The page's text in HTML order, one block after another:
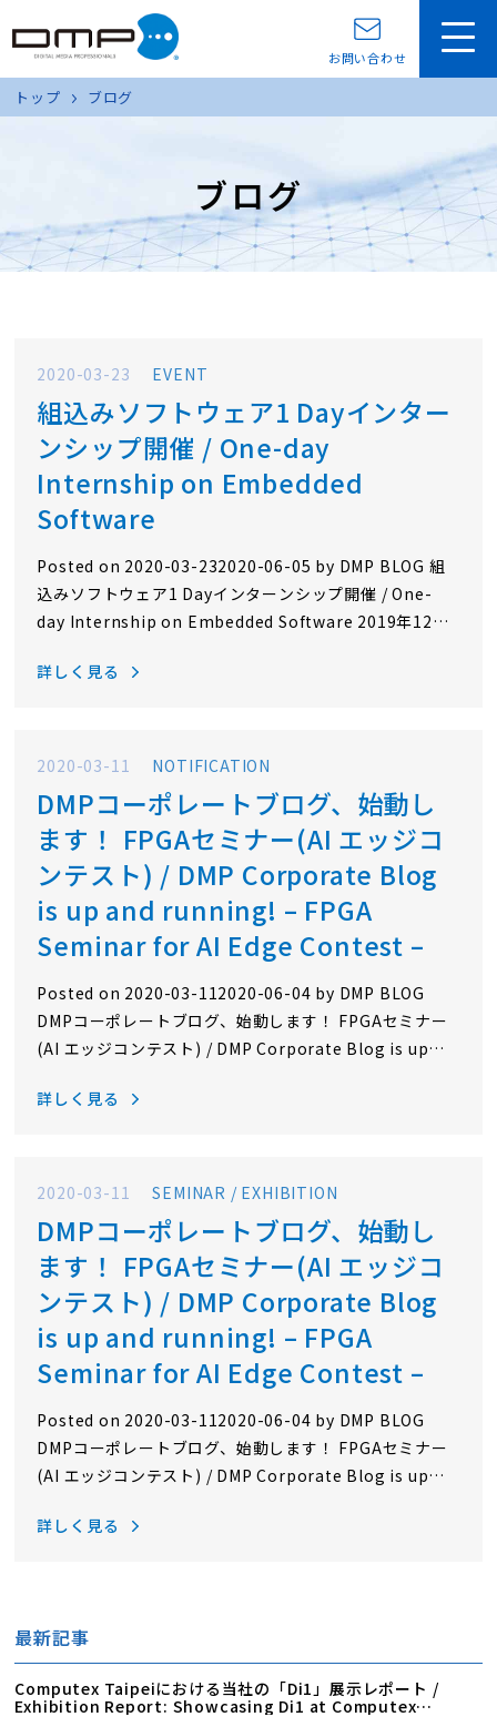
お問い合わせ
トップ ブログ
ブログ
最新記事
Computex Taipeiにおける当社の「Di1」展示レポート /
Exhibition Report: Showcasing Di1 at Computex
2020-03-23 EVENT
組込みソフトウェア1 Dayインター
ンシップ開催 / One-day
Internship on Embedded
Software
Posted on 2020-03-232020-06-05 by DMP BLOG 組
込みソフトウェア1 Dayインターンシップ開催 / One-
day Internship on Embedded Software 2019年12月
開催しました。2021年卒の理系学生さんを対象に、
ま、ありがとうございました。 インターンシップ内容 は
じめてのプログラミング お昼ごはん 会社紹介・オフィス
見学 組込みプログラムとは 組込み機器を動…
詳しく見る
2020-03-11 NOTIFICATION
DMPコーポレートブログ、始動し
ます！ FPGAセミナー(AI エッジコ
ンテスト) / DMP Corporate Blog
is up and running! – FPGA
Seminar for AI Edge Contest –
Posted on 2020-03-112020-06-04 by DMP BLOG
DMPコーポレートブログ、始動します！ FPGAセミナー
(AI エッジコンテスト) / DMP Corporate Blog is up
このサイトは、元々当社のサイバーAIディビジョンのテ
や当社内外の出来事など、当社にまつわる様々な情報を
お伝えするDMP BLOGとして新たにスタートを…
詳しく見る
2020-03-11 SEMINAR / EXHIBITION
DMPコーポレートブログ、始動し
ます！ FPGAセミナー(AI エッジコ
ンテスト) / DMP Corporate Blog
is up and running! – FPGA
Seminar for AI Edge Contest –
Posted on 2020-03-112020-06-04 by DMP BLOG
DMPコーポレートブログ、始動します！ FPGAセミナー
(AI エッジコンテスト) / DMP Corporate Blog is up
このサイトは、元々当社のサイバーAIディビジョンのテ
お伝えするDMP BLOGとして新たにスタートを…
詳しく見る